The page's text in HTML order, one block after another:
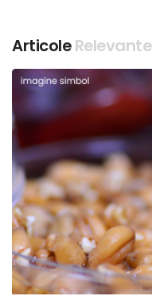
ArticoleRelevante